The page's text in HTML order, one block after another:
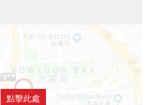
點擊此處